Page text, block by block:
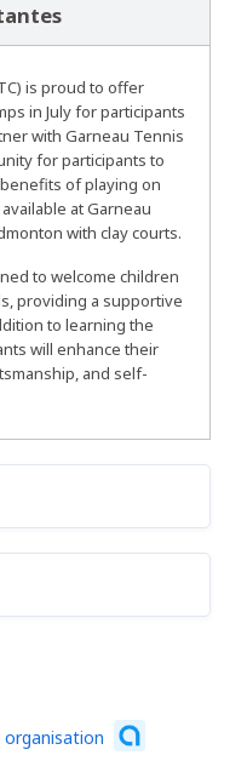
is proud to offer
in July for participants
with Garneau Tennis
for participants to
of playing on
at Garneau
with clay courts.
to welcome children
providing a supportive
to learning the
will enhance their
and self-